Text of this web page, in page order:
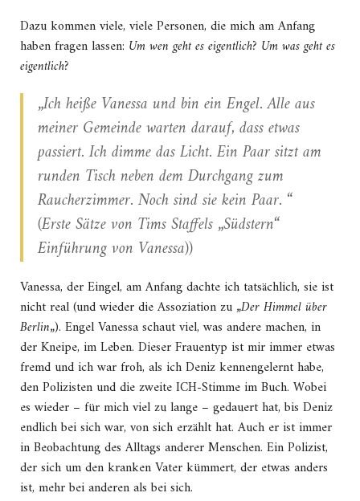
Dazu kommen viele, viele Personen, die mich am Anfang
haben fragen lassen: Um wen geht es eigentlich? Um was geht es
eigentlich?
„Ich heiße Vanessa und bin ein Engel. Alle aus
meiner Gemeinde warten darauf, dass etwas
passiert. Ich dimme das Licht. Ein Paar sitzt am
runden Tisch neben dem Durchgang zum
Raucherzimmer. Noch sind sie kein Paar. “
(Erste Sätze von Tims Staffels „Südstern“
Einführung von Vanessa))
Vanessa, der Eingel, am Anfang dachte ich tatsächlich, sie ist
nicht real (und wieder die Assoziation zu „Der Himmel über
Berlin„). Engel Vanessa schaut viel, was andere machen, in
der Kneipe, im Leben. Dieser Frauentyp ist mir immer etwas
fremd und ich war froh, als ich Deniz kennengelernt habe,
den Polizisten und die zweite ICH-Stimme im Buch. Wobei
es wieder – für mich viel zu lange – gedauert hat, bis Deniz
endlich bei sich war, von sich erzählt hat. Auch er ist immer
in Beobachtung des Alltags anderer Menschen. Ein Polizist,
der sich um den kranken Vater kümmert, der etwas anders
ist, mehr bei anderen als bei sich.